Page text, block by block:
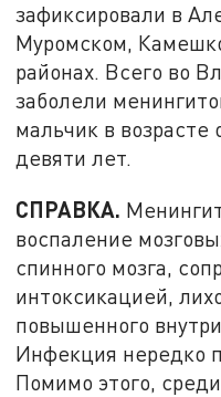
зафиксировали в
Муромском,
районах. Всего во
заболели
мальчик в возрасте
девяти лет.
СПРАВКА.
воспаление
спинного мозга,
интоксикацией,
повышенного
Инфекция нередко
Помимо этого,